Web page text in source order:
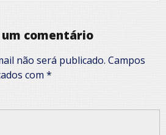
um comentário
não será publicado. Campos
com *